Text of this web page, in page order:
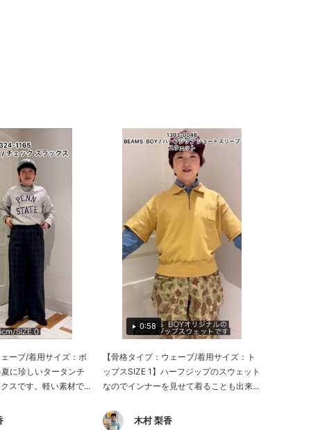
ーブ/着用サイズ：ボ
に珍しいタータンチ
スです。軽い素材で...
0:58
【骨格タイプ：ウェーブ/着用サイズ：ト
ップスSIZE 1】ハーフジップのスウェット
なのでインナーを見せて着ることも出来...
木村 梨香